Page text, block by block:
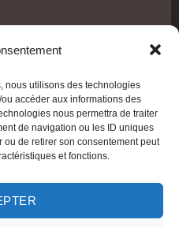
nous utilisons des technologies
accéder aux informations des
nous permettra de traiter
de navigation ou les ID uniques
ou de retirer son consentement peut
et fonctions.